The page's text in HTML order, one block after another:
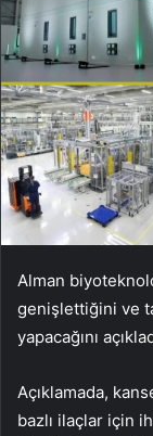
Alman
genişlettiğini ve
yapacağını
Açıklamada,
bazlı ilaçlar için